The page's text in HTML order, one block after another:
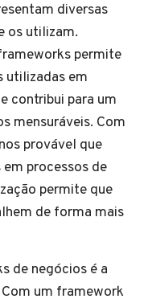
diversas
os utilizam.
permite
utilizadas em
contribui para um
mensuráveis. Com
provável que
processos de
permite que
de forma mais
de negócios é a
um framework